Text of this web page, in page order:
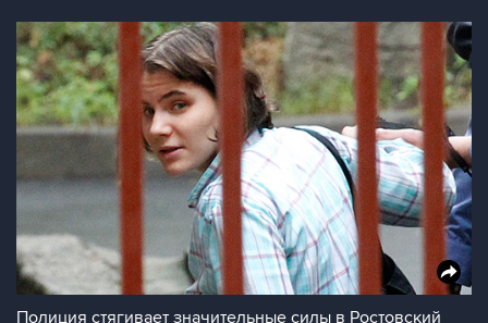
Полиция стягивает значительные силы в Ростовский